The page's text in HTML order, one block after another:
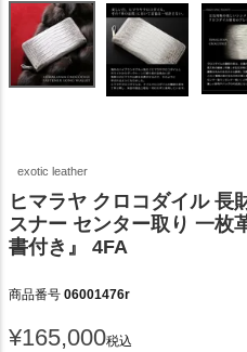
exotic leather
ヒマラヤ クロコダイル 長
スナー センター取り 一枚
書付き』 4FA
商品番号 06001476r
¥165,000税込